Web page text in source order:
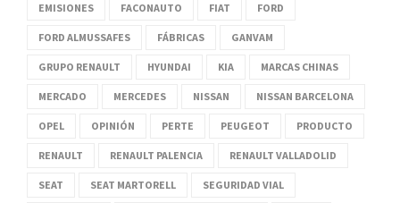
EMISIONES FACONAUTO FIAT FORD
FORD ALMUSSAFES FÁBRICAS GANVAM
GRUPO RENAULT HYUNDAI KIA MARCAS CHINAS
MERCADO MERCEDES NISSAN NISSAN BARCELONA
OPEL OPINIÓN PERTE PEUGEOT PRODUCTO
RENAULT RENAULT PALENCIA RENAULT VALLADOLID
SEAT SEAT MARTORELL SEGURIDAD VIAL